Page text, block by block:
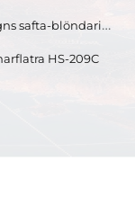
safta-blöndari
HS-209C